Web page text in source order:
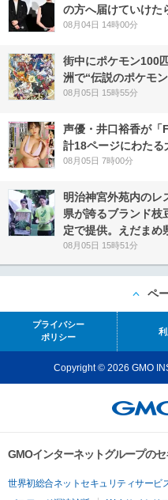
の方へ届けていけた
08月04日 14時00分
街中にポケモン100
洲で“伝説のポケモ
08月05日 15時55分
声優・井口裕香が「
計18ページにわたる
08月05日 7時00分
明治神宮外苑内のレ
県が誇るブランド枝
定で提供。えだまめ
08月05日 15時51分
ペ
プライバシー
ポリシー
Copyright © 2026 GMO
GMOインターネットグループの
世界初総合ネットセキュリティサービ